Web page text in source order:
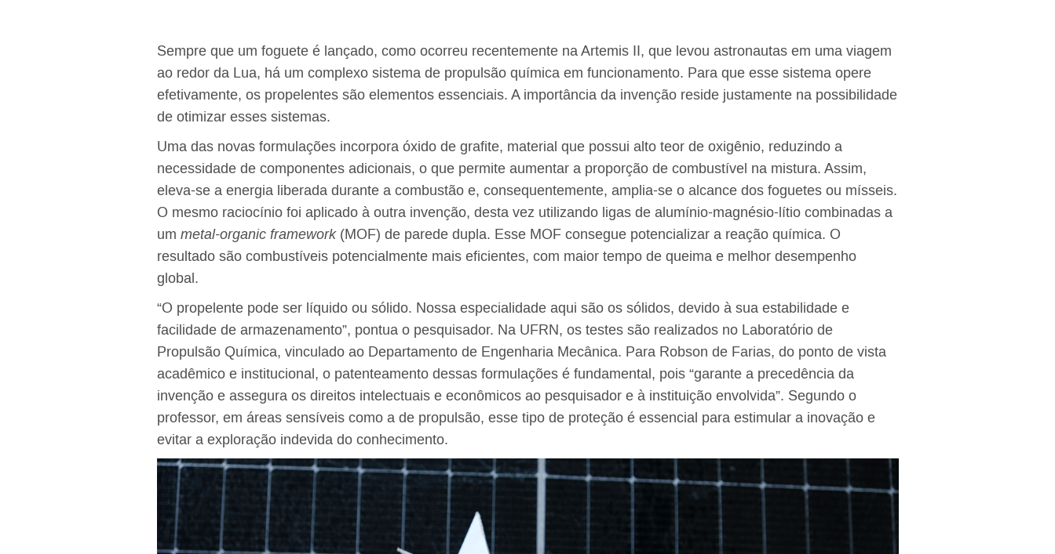
Sempre que um foguete é lançado, como ocorreu recentemente na Artemis II, que levou astronautas em uma viagem
ao redor da Lua, há um complexo sistema de propulsão química em funcionamento. Para que esse sistema opere
efetivamente, os propelentes são elementos essenciais. A importância da invenção reside justamente na possibilidade
de otimizar esses sistemas.
Uma das novas formulações incorpora óxido de grafite, material que possui alto teor de oxigênio, reduzindo a
necessidade de componentes adicionais, o que permite aumentar a proporção de combustível na mistura. Assim,
eleva-se a energia liberada durante a combustão e, consequentemente, amplia-se o alcance dos foguetes ou mísseis.
O mesmo raciocínio foi aplicado à outra invenção, desta vez utilizando ligas de alumínio-magnésio-lítio combinadas a
um metal-organic framework(MOF) de parede dupla. Esse MOF consegue potencializar a reação química. O
resultado são combustíveis potencialmente mais eficientes, com maior tempo de queima e melhor desempenho
global.
“O propelente pode ser líquido ou sólido. Nossa especialidade aqui são os sólidos, devido à sua estabilidade e
facilidade de armazenamento”, pontua o pesquisador. Na UFRN, os testes são realizados no Laboratório de
Propulsão Química, vinculado ao Departamento de Engenharia Mecânica. Para Robson de Farias, do ponto de vista
acadêmico e institucional, o patenteamento dessas formulações é fundamental, pois “garante a precedência da
invenção e assegura os direitos intelectuais e econômicos ao pesquisador e à instituição envolvida”. Segundo o
professor, em áreas sensíveis como a de propulsão, esse tipo de proteção é essencial para estimular a inovação e
evitar a exploração indevida do conhecimento.